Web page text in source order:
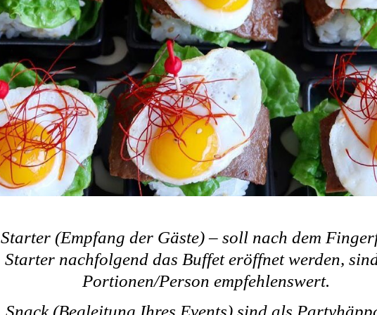
Starter (Empfang der Gäste) – soll nach dem
Starter nachfolgend das Buffet eröffnet werden,
Portionen/Person empfehlenswert.
Snack (Begleitung Ihres Events) sind als